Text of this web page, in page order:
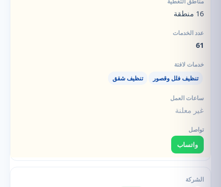
16 منطقة
61
تنظيف فلل وقصور تنظيف شقق
غير معلنة
واتساب